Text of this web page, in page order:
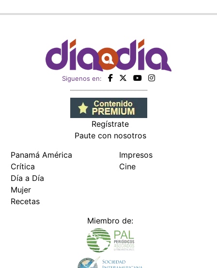
Siguenos en:
Regístrate
Paute con nosotros
Panamá América
Crítica
Día a Día
Mujer
Recetas
Impresos
Cine
Miembro de: